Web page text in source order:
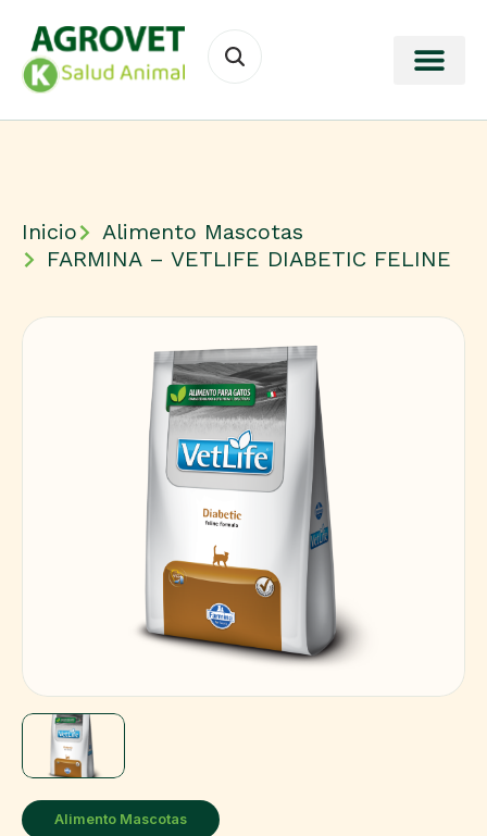
Inicio
Alimento Mascotas
FARMINA – VETLIFE DIABETIC FELINE
Alimento Mascotas